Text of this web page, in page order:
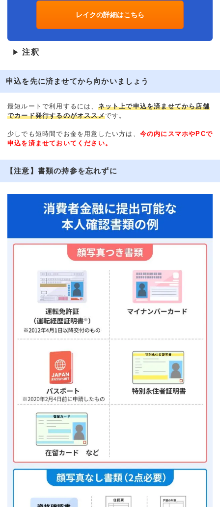
レイクの詳細はこちら
▶ 注釈
申込を先に済ませてから向かいましょう
最短ルートで利用するには、 ネット上で申込を済ませてから店舗
でカード発行するのがオススメです。
少しでも短時間でお金を用意したい方は、 今の内にスマホやPCで
申込を済ませておいてください。
【注意】書類の持参を忘れずに